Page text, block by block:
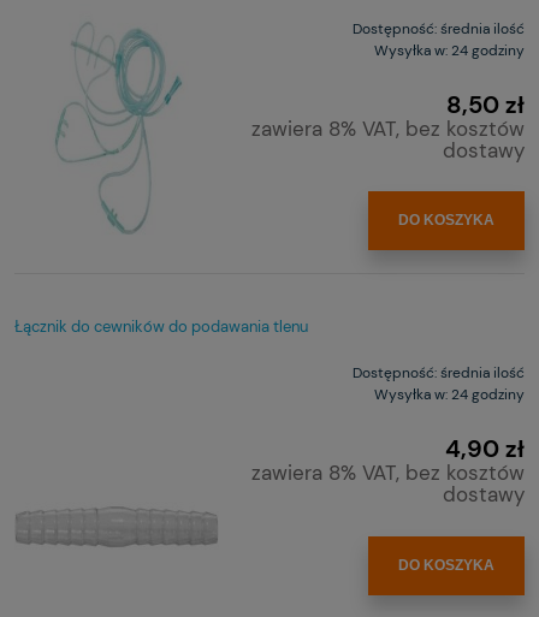
Dostępność:średnia ilość
Wysyłka w:24 godziny
8,50 zł
zawiera 8% VAT, bez kosztów
dostawy
DO KOSZYKA
Łącznik do cewników do podawania tlenu
Dostępność:średnia ilość
Wysyłka w:24 godziny
4,90 zł
zawiera 8% VAT, bez kosztów
dostawy
DO KOSZYKA